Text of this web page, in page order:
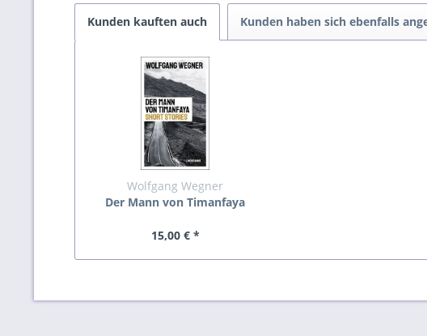
Kunden kauften auch Kunden haben sich ebenfalls
Wolfgang Wegner
Der Mann von Timanfaya
15,00 € *